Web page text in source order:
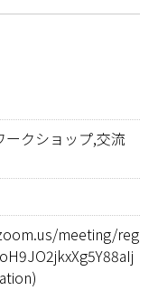
クショップ,交流
meeting/reg